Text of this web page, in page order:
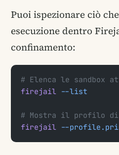
Puoi ispezionare ciò
esecuzione dentro
confinamento:
# Elenca le sandbox
firejail --list
# Mostra il profilo di
firejail --